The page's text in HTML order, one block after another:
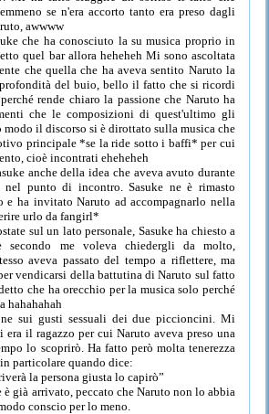
se n'era accorto tanto era preso dagli
awwww
che ha conosciuto la su musica proprio in
quel bar allora heheheh Mi sono ascoltata
che quella che ha aveva sentito Naruto la
del buio, bello il fatto che si ricordi
rende chiaro la passione che Naruto ha
che le composizioni di quest'ultimo gli
modo il discorso si è dirottato sulla musica che
principale *se la ride sotto i baffi* per cui
cioè incontrati eheheheh
anche della idea che aveva avuto durante
punto di incontro. Sasuke ne è rimasto
e ha invitato Naruto ad accompagnarlo nella
urlo da fangirl*
sul un lato personale, Sasuke ha chiesto a
secondo me voleva chiedergli da molto,
aveva passato del tempo a riflettere, ma
vendicarsi della battutina di Naruto sul fatto
che ha orecchio per la musica solo perché
hahahahah
sui gusti sessuali dei due piccioncini. Mi
era il ragazzo per cui Naruto aveva preso una
lo scoprirò. Ha fatto però molta tenerezza
particolare quando dice:
la persona giusta lo capirò”
è già arrivato, peccato che Naruto non lo abbia
conscio per lo meno.